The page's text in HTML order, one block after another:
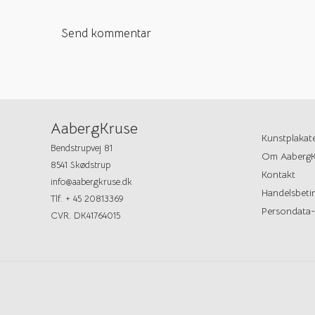
AabergKruse
Bendstrupvej 81
8541 Skødstrup
info@aabergkruse.dk
Tlf. + 45 20813369
CVR. DK41764015
Om
Kontakt